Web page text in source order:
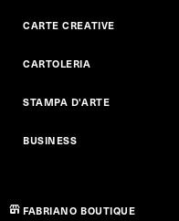
CARTE CREATIVE
CARTOLERIA
STAMPA D'ARTE
BUSINESS
FABRIANO BOUTIQUE